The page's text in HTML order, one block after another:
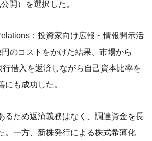
開）を選択した。
：投資家向け広報・情報開示活
のコストをかけた結果、市場から
借入を返済しながら自己資本比率を
にも成功した。
るため返済義務はなく、調達資金を長
。一方、新株発行による株式希薄化